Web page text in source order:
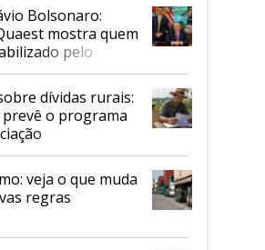
Bolsonaro:
mostra quem
pelo
EUA
dívidas rurais:
prevê o programa
veja o que muda
regras